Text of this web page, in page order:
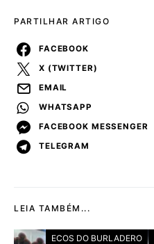
PARTILHAR ARTIGO
FACEBOOK
X (TWITTER)
EMAIL
WHATSAPP
FACEBOOK MESSENGER
TELEGRAM
LEIA TAMBÉM...
ECOS DO BURLADERO